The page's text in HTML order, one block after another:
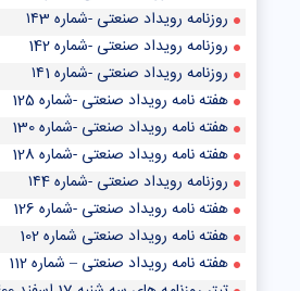
روزنامه رویداد صنعتی -شماره ۱۴3
روزنامه رویداد صنعتی -شماره 142
روزنامه رویداد صنعتی -شماره ۱۴1
هفته نامه رویداد صنعتی -شماره 125
هفته نامه رویداد صنعتی -شماره 130
هفته نامه رویداد صنعتی -شماره 128
روزنامه رویداد صنعتی -شماره ۱۴4
هفته نامه رویداد صنعتی -شماره 126
هفته نامه رویداد صنعتی شماره 102
هفته نامه رویداد صنعتی – شماره 112